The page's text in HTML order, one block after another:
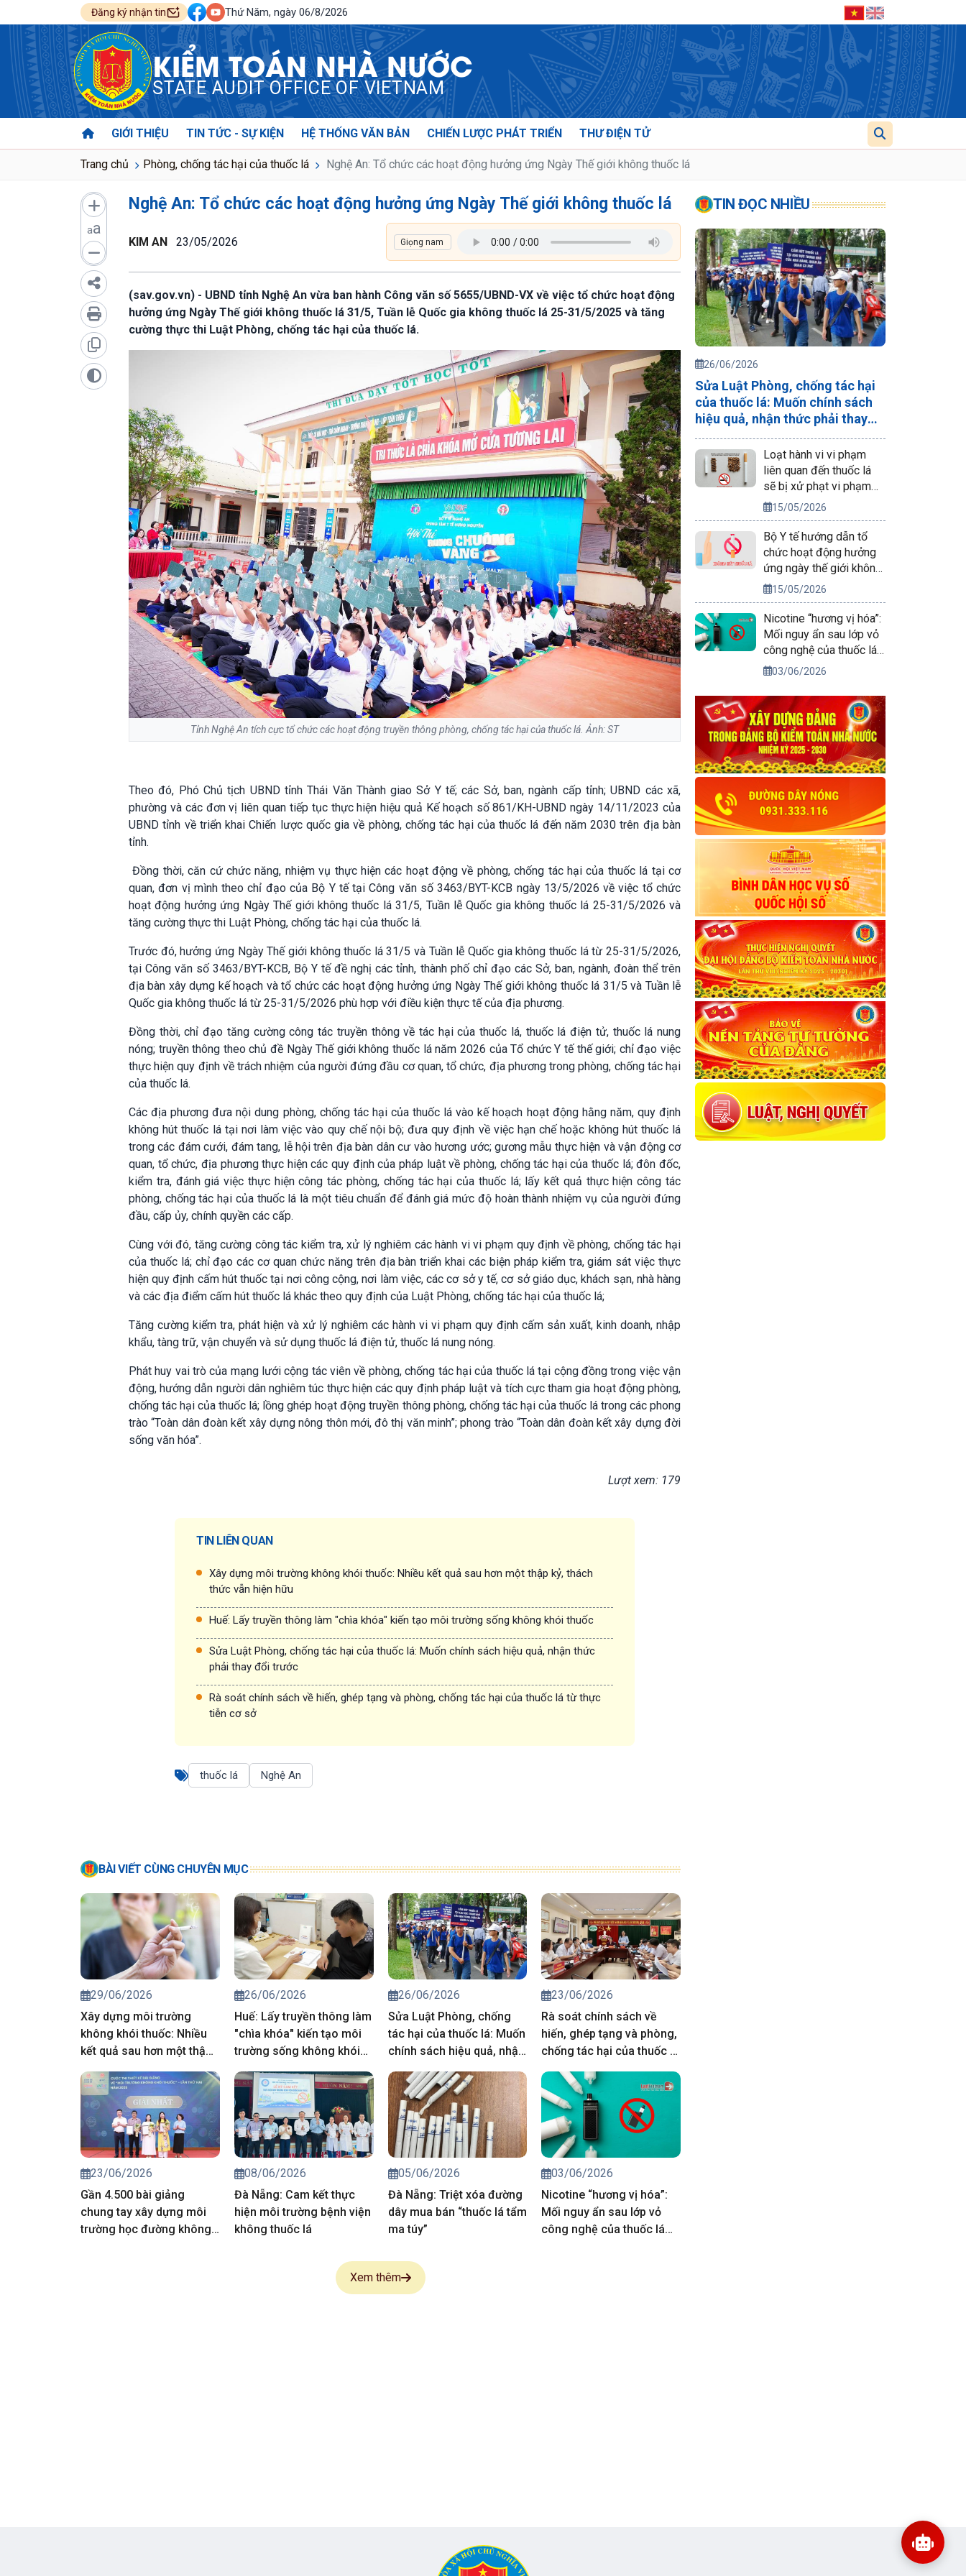
Đăng ký nhận tin Thứ Năm, ngày 06/8/2026
KIỂM TOÁN NHÀ NƯỚC
STATE AUDIT OFFICE OF VIETNAM
GIỚI THIỆU TIN TỨC - SỰ KIỆN HỆ THỐNG VĂN BẢN CHIẾN LƯỢC PHÁT TRIỂN THƯ ĐIỆN TỬ
Trang chủ Phòng, chống tác hại của thuốc lá Nghệ An: Tổ chức các hoạt động hưởng ứng Ngày Thế giới không thuốc lá
aa
Nghệ An: Tổ chức các hoạt động hưởng ứng Ngày Thế giới không thuốc lá
KIM AN 23/05/2026
(sav.gov.vn) - UBND tỉnh Nghệ An vừa ban hành Công văn số 5655/UBND-VX về việc tổ chức hoạt động
hưởng ứng Ngày Thế giới không thuốc lá 31/5, Tuần lễ Quốc gia không thuốc lá 25-31/5/2025 và tăng
cường thực thi Luật Phòng, chống tác hại của thuốc lá.
Tỉnh Nghệ An tích cực tổ chức các hoạt động truyền thông phòng, chống tác hại của thuốc lá. Ảnh: ST
Theo đó, Phó Chủ tịch UBND tỉnh Thái Văn Thành giao Sở Y tế; các Sở, ban, ngành cấp tỉnh; UBND các xã,
phường và các đơn vị liên quan tiếp tục thực hiện hiệu quả Kế hoạch số 861/KH-UBND ngày 14/11/2023 của
UBND tỉnh về triển khai Chiến lược quốc gia về phòng, chống tác hại của thuốc lá đến năm 2030 trên địa bàn
tỉnh.
Đồng thời, căn cứ chức năng, nhiệm vụ thực hiện các hoạt động về phòng, chống tác hại của thuốc lá tại cơ
quan, đơn vị mình theo chỉ đạo của Bộ Y tế tại Công văn số 3463/BYT-KCB ngày 13/5/2026 về việc tổ chức
hoạt động hưởng ứng Ngày Thế giới không thuốc lá 31/5, Tuần lễ Quốc gia không thuốc lá 25-31/5/2026 và
tăng cường thực thi Luật Phòng, chống tác hại của thuốc lá.
Trước đó, hưởng ứng Ngày Thế giới không thuốc lá 31/5 và Tuần lễ Quốc gia không thuốc lá từ 25-31/5/2026,
tại Công văn số 3463/BYT-KCB, Bộ Y tế đề nghị các tỉnh, thành phố chỉ đạo các Sở, ban, ngành, đoàn thể trên
địa bàn xây dựng kế hoạch và tổ chức các hoạt động hưởng ứng Ngày Thế giới không thuốc lá 31/5 và Tuần lễ
Quốc gia không thuốc lá từ 25-31/5/2026 phù hợp với điều kiện thực tế của địa phương.
Đồng thời, chỉ đạo tăng cường công tác truyền thông về tác hại của thuốc lá, thuốc lá điện tử, thuốc lá nung
nóng; truyền thông theo chủ đề Ngày Thế giới không thuốc lá năm 2026 của Tổ chức Y tế thế giới; chỉ đạo việc
thực hiện quy định về trách nhiệm của người đứng đầu cơ quan, tổ chức, địa phương trong phòng, chống tác hại
của thuốc lá.
Các địa phương đưa nội dung phòng, chống tác hại của thuốc lá vào kế hoạch hoạt động hằng năm, quy định
không hút thuốc lá tại nơi làm việc vào quy chế nội bộ; đưa quy định về việc hạn chế hoặc không hút thuốc lá
trong các đám cưới, đám tang, lễ hội trên địa bàn dân cư vào hương ước; gương mẫu thực hiện và vận động cơ
quan, tổ chức, địa phương thực hiện các quy định của pháp luật về phòng, chống tác hại của thuốc lá; đôn đốc,
kiểm tra, đánh giá việc thực hiện công tác phòng, chống tác hại của thuốc lá; lấy kết quả thực hiện công tác
phòng, chống tác hại của thuốc lá là một tiêu chuẩn để đánh giá mức độ hoàn thành nhiệm vụ của người đứng
đầu, cấp ủy, chính quyền các cấp.
Cùng với đó, tăng cường công tác kiểm tra, xử lý nghiêm các hành vi vi phạm quy định về phòng, chống tác hại
của thuốc lá; chỉ đạo các cơ quan chức năng trên địa bàn triển khai các biện pháp kiểm tra, giám sát việc thực
hiện quy định cấm hút thuốc tại nơi công cộng, nơi làm việc, các cơ sở y tế, cơ sở giáo dục, khách sạn, nhà hàng
và các địa điểm cấm hút thuốc lá khác theo quy định của Luật Phòng, chống tác hại của thuốc lá;
Tăng cường kiểm tra, phát hiện và xử lý nghiêm các hành vi vi phạm quy định cấm sản xuất, kinh doanh, nhập
khẩu, tàng trữ, vận chuyển và sử dụng thuốc lá điện tử, thuốc lá nung nóng.
Phát huy vai trò của mạng lưới cộng tác viên về phòng, chống tác hại của thuốc lá tại cộng đồng trong việc vận
động, hướng dẫn người dân nghiêm túc thực hiện các quy định pháp luật và tích cực tham gia hoạt động phòng,
chống tác hại của thuốc lá; lồng ghép hoạt động truyền thông phòng, chống tác hại của thuốc lá trong các phong
trào “Toàn dân đoàn kết xây dựng nông thôn mới, đô thị văn minh”; phong trào “Toàn dân đoàn kết xây dựng đời
sống văn hóa”.
Lượt xem: 179
TIN LIÊN QUAN
Xây dựng môi trường không khói thuốc: Nhiều kết quả sau hơn một thập kỷ, thách
thức vẫn hiện hữu
Huế: Lấy truyền thông làm "chìa khóa" kiến tạo môi trường sống không khói thuốc
Sửa Luật Phòng, chống tác hại của thuốc lá: Muốn chính sách hiệu quả, nhận thức
phải thay đổi trước
Rà soát chính sách về hiến, ghép tạng và phòng, chống tác hại của thuốc lá từ thực
tiễn cơ sở
thuốc lá Nghệ An
BÀI VIẾT CÙNG CHUYÊN MỤC
29/06/2026
Xây dựng môi trường
không khói thuốc: Nhiều
kết quả sau hơn một thập
kỷ, thách thức vẫn hiện
hữu
26/06/2026
Huế: Lấy truyền thông làm
"chìa khóa" kiến tạo môi
trường sống không khói
thuốc
26/06/2026
Sửa Luật Phòng, chống
tác hại của thuốc lá: Muốn
chính sách hiệu quả, nhận
thức phải thay đổi trước
23/06/2026
Rà soát chính sách về
hiến, ghép tạng và phòng,
chống tác hại của thuốc lá
từ thực tiễn cơ sở
23/06/2026
Gần 4.500 bài giảng
chung tay xây dựng môi
trường học đường không
08/06/2026
Đà Nẵng: Cam kết thực
hiện môi trường bệnh viện
không thuốc lá
05/06/2026
Đà Nẵng: Triệt xóa đường
dây mua bán “thuốc lá tẩm
ma túy”
03/06/2026
Nicotine “hương vị hóa”:
Mối nguy ẩn sau lớp vỏ
công nghệ của thuốc lá
Xem thêm
TIN ĐỌC NHIỀU
26/06/2026
Sửa Luật Phòng, chống tác hại
của thuốc lá: Muốn chính sách
hiệu quả, nhận thức phải thay
đổi trước
Loạt hành vi vi phạm
liên quan đến thuốc lá
sẽ bị xử phạt vi phạm
hành chính
15/05/2026
Bộ Y tế hướng dẫn tổ
chức hoạt động hưởng
ứng ngày thế giới không
thuốc lá 31/5/2026
15/05/2026
Nicotine “hương vị hóa”:
Mối nguy ẩn sau lớp vỏ
công nghệ của thuốc lá
điện tử
03/06/2026